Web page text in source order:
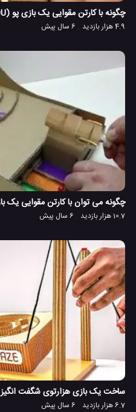
چگونه با کارتن مقوایی یک بازی پو (POU) جالب را در خانه بسازیم
4.9 هزار بازدید 6 سال پیش
چگونه می توان با کارتن مقوایی یک
10.7 هزار بازدید 6 سال پیش
ساخت یک بازی هزارتوی شگفت انگیز
6.7 هزار بازدید 6 سال پیش